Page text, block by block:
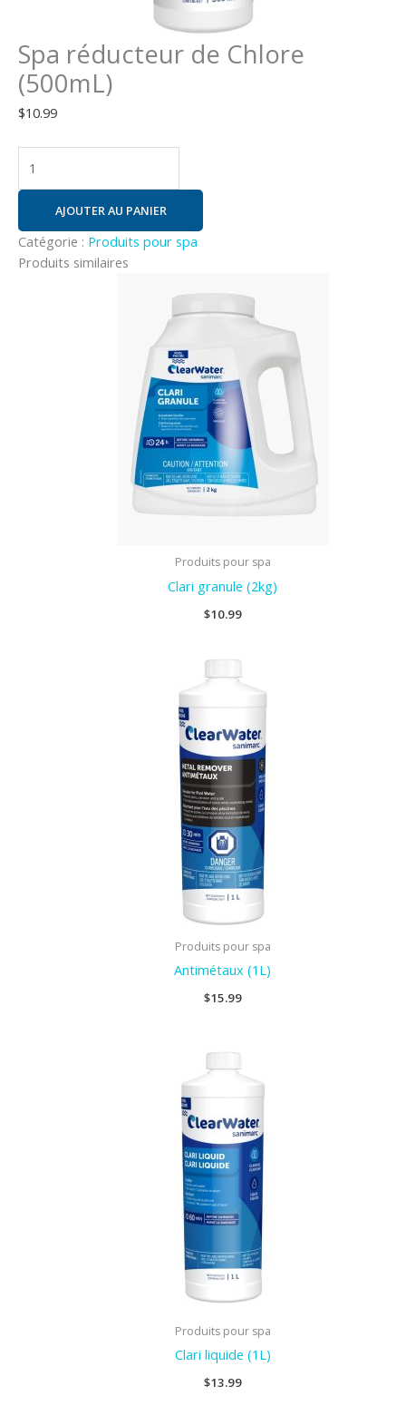
Spa réducteur de Chlore
(500mL)
$10.99
AJOUTER AU PANIER
Catégorie : Produits pour spa
Produits similaires
Produits pour spa
Clari granule (2kg)
$10.99
Produits pour spa
Antimétaux (1L)
$15.99
Produits pour spa
Clari liquide (1L)
$13.99